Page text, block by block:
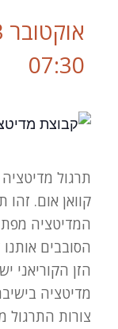
אוקטובר 13, 2025 - 06:00
07:30
תרגול
קוואן אום.
המדיטציה
הסובבים
הזן הקוריאני
מדיטציה
צורות התרגול